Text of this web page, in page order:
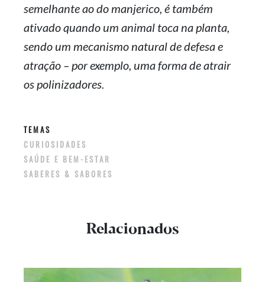
semelhante ao do manjerico, é também
ativado quando um animal toca na planta,
sendo um mecanismo natural de defesa e
atração – por exemplo, uma forma de atrair
os polinizadores.
TEMAS
CURIOSIDADES
SAÚDE E BEM-ESTAR
SABERES & SABORES
Relacionados